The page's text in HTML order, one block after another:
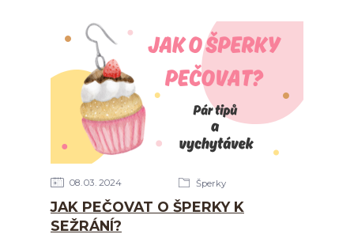
08 03 2024 Šperky
JAK PEČOVAT O ŠPERKY K
SEŽRÁNÍ?